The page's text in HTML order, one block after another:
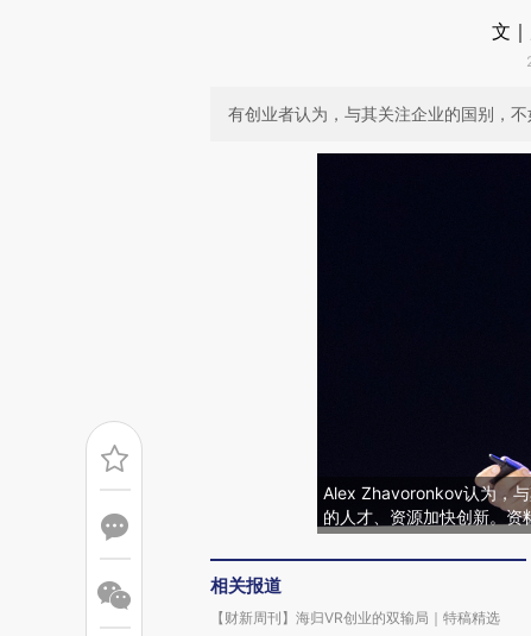
文
有创业者认为，与其关注企业的国别，
Alex Zhavoronkov认为，
的人才、资源加快创新。
相关报道
【财新周刊】海归VR创业的双输局｜特稿精选